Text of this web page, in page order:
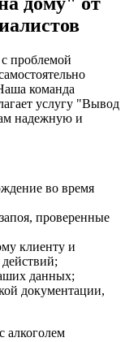
проблемой
команда
услугу "Вывод
надежную и
во время
проверенные
клиенту и
данных;
документации,
алкоголем